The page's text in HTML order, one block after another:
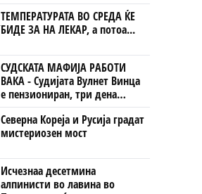
ТЕМПЕРАТУРАТА ВО СРЕДА ЌЕ
БИДЕ ЗА НА ЛЕКАР, а потоа...
СУДСКАТА МАФИЈА РАБОТИ
ВАКА - Судијата Вулнет Винца
е пензиониран, три дена
откако му го врати пасошот
на бизнисменот Марковски
Северна Кореја и Русија градат
мистериозен мост
Исчезнаа десетмина
алпинисти во лавина во